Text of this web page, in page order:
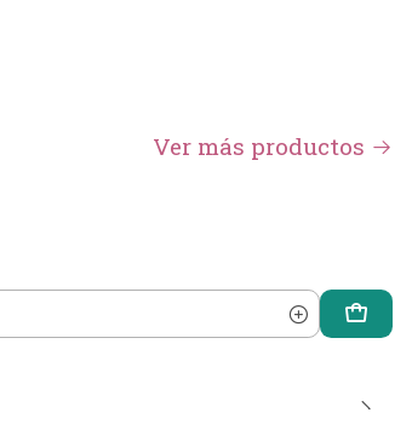
Ver más productos